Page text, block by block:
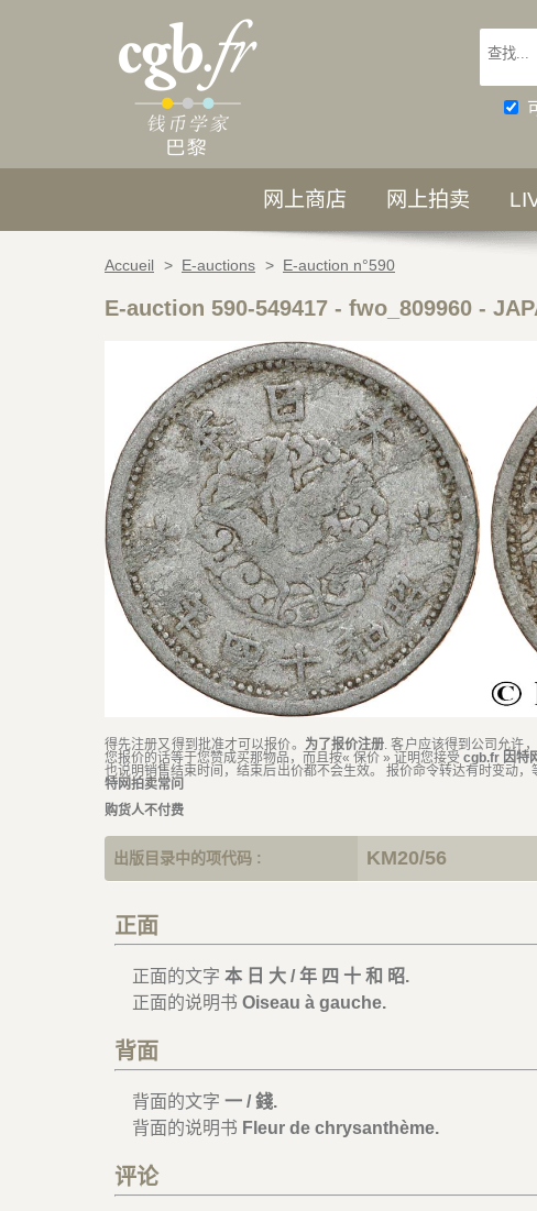
网上商店 网上拍卖
Accueil > E-auctions > E-auction n°590
E-auction 590-549417 - fwo_809960 -
得先注册又得到批准才可以报价。 为了报价注册 . 客户应该得到公司允许
您报价的话等于您赞成买那物品，而且按« 保价 » 证明您接受cgb.fr 因特
也说明销售结束时间，结束后出价都不会生效。 报价命令转达有时变动
特网拍卖常问
购货人不付费
出版目录中的项代码 : KM20/56
正面
正面的文字 本 日 大 / 年 四 十 和 昭.
正面的说明书 Oiseau à gauche.
背面
背面的文字 一 / 錢.
背面的说明书 Fleur de chrysanthème.
评论